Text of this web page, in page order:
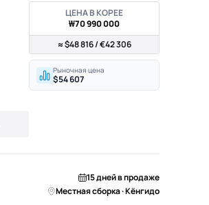
ЦЕНА В КОРЕЕ
₩70 990 000
≈ $48 816 / €42 306
Рыночная цена
$54 607
15 дней в продаже
Местная сборка · Кёнгидо